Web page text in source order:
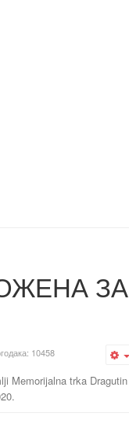
ЗА
10458
Memorijalna trka Dragutin